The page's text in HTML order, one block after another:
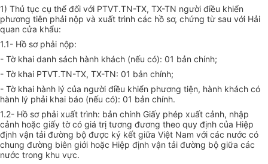
1) Thủ tục cụ thể đối với PTVT.TN-TX, TX-TN người điều khiển
phương tiên phải nộp và xuất trình các hồ sơ, chứng từ sau với Hải
quan cửa khẩu:
1.1- Hồ sơ phải nộp:
- Tờ khai danh sách hành khách (nếu có): 01 bản chính;
- Tờ khai PTVT.TN-TX, TX-TN: 01 bản chính;
- Tờ khai hành lý của người điều khiển phương tiện, hành khách có
hành lý phải khai báo (nếu có): 01 bản chính.
1.2- Hồ sơ phải xuất trình: bản chính Giấy phép xuất cảnh, nhập
cảnh hoặc giấy tờ có giá trị tương đương theo quy định của Hiệp
định vận tải đường bộ được ký kết giữa Việt Nam với các nước có
chung đường biên giới hoặc Hiệp định vận tải đường bộ giữa các
nước trong khu vực.